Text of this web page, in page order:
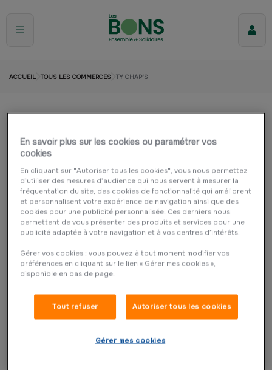
ACCUEIL TOUS LES COMMERCES TY CHAP'S
PLOUDANIELCuisine et maisonRestauration
Commerce de bouche
En savoir plus sur les cookies ou paramétrer vos
cookies
En cliquant sur "Autoriser tous les cookies", vous nous permettez
d’utiliser des mesures d’audience qui nous servent à mesurer la
fréquentation du site, des cookies de fonctionnalité qui améliorent
et personnalisent votre expérience de navigation ainsi que des
cookies pour une publicité personnalisée. Ces derniers nous
permettent de vous présenter des produits et services pour une
publicité adaptée à votre navigation et à vos centres d’intérêts.
Gérer vos cookies : vous pouvez à tout moment modifier vos
préférences en cliquant sur le lien « Gérer mes cookies »,
disponible en bas de page.
Tout refuser Autoriser tous les cookies
Gérer mes cookies